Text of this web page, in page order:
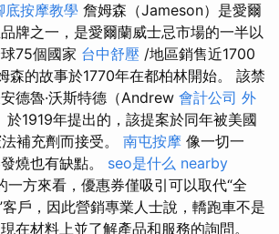
底按摩教學 詹姆森（Jameson）是愛爾
牌之一，是愛爾蘭威士忌市場的一半以
75個國家 台中舒壓 /地區銷售近1700
森的故事於1770年在都柏林開始。 該禁
德魯·沃斯特德（Andrew 會計公司 外
1919年提出的，該提案於同年被美國
補充劑而接受。 南屯按摩 像一切一
燒也有缺點。 seo是什么 nearby
一方來看，優惠券僅吸引可以取代“全
客戶，因此營銷專業人士說，轎跑車不是
在材料上並了解產品和服務的詢問。